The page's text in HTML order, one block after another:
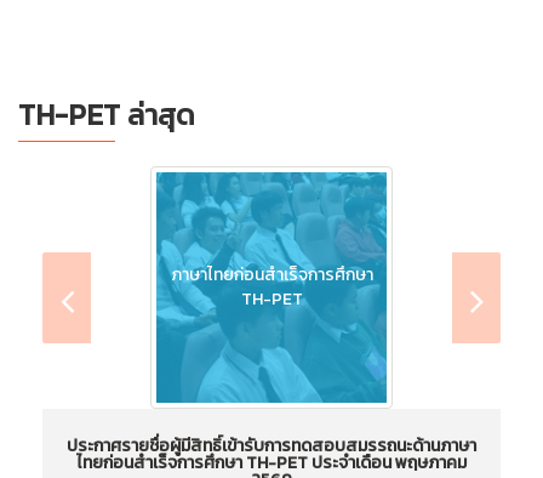
TH-PET ล่าสุด
ภาษาไทยก่อนสำเร็จการศึกษา
TH-PET
ประกาศรายชื่อผู้มีสิทธิ์เข้ารับการทดสอบสมรรถนะด้านภาษา
ไทยก่อนสำเร็จการศึกษา TH-PET ประจำเดือน พฤษภาคม